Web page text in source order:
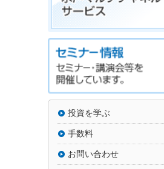
投資を学ぶ
手数料
お問い合わせ